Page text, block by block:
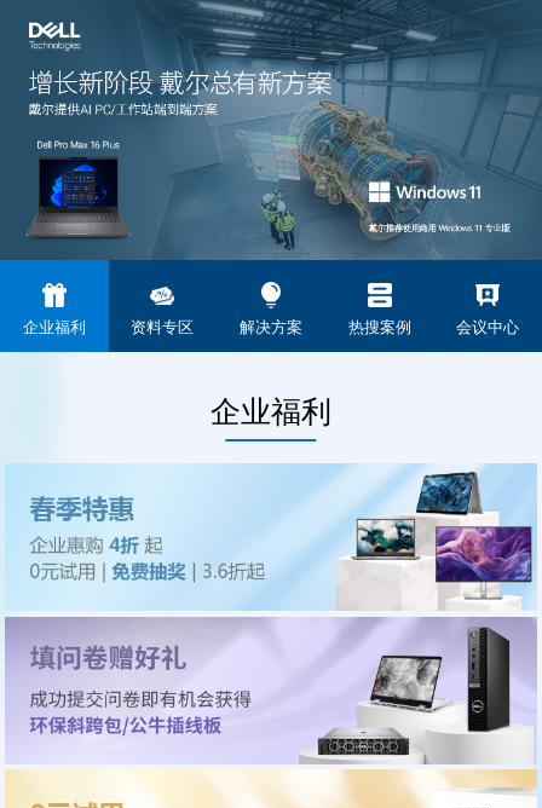
企业福利 资料专区 解决方案 热搜案例 会议中心
企业福利